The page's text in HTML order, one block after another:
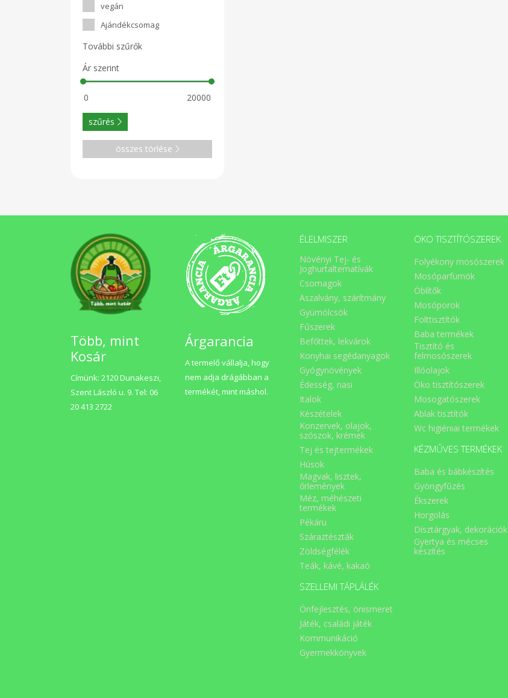
vegán
Ajándékcsomag
További szűrők
Ár szerint
szűrés
összes törlése
Több, mint
Kosár
Címünk: 2120 Dunakeszi,
Szent László u. 9. Tel: 06
20 413 2722
Árgarancia
A termelő vállalja, hogy
nem adja drágábban a
termékét, mint máshol.
ÉLELMISZER
Növényi Tej- és
Joghurtalternatívák
Csomagok
Aszalvány, szárítmány
Gyümölcsök
Fűszerek
Befőttek, lekvárok
Konyhai segédanyagok
Gyógynövények
Édesség, nasi
Italok
Készételek
Konzervek, olajok,
szószok, krémek
Tej és tejtermékek
Húsok
Magvak, lisztek,
őrlemények
Méz, méhészeti
termékek
Pékáru
Száraztészták
Zöldségfélék
Teák, kávé, kakaó
SZELLEMI TÁPLÁLÉK
Önfejlesztés, önismeret
Játék, családi játék
Kommunikáció
Gyermekkönyvek
ÖKO TISZTÍTÓSZEREK
Folyékony mosószerek
Mosóparfümök
Öblítők
Mosóporok
Folttisztítók
Baba termékek
Tisztító és
felmosószerek
Illóolajok
Öko tisztítószerek
Mosogatószerek
Ablak tisztítók
Wc higiéniai termékek
KÉZMŰVES TERMÉKEK
Baba és bábkészítés
Gyöngyfűzés
Ékszerek
Horgolás
Dísztárgyak, dekorációk
Gyertya és mécses
készítés